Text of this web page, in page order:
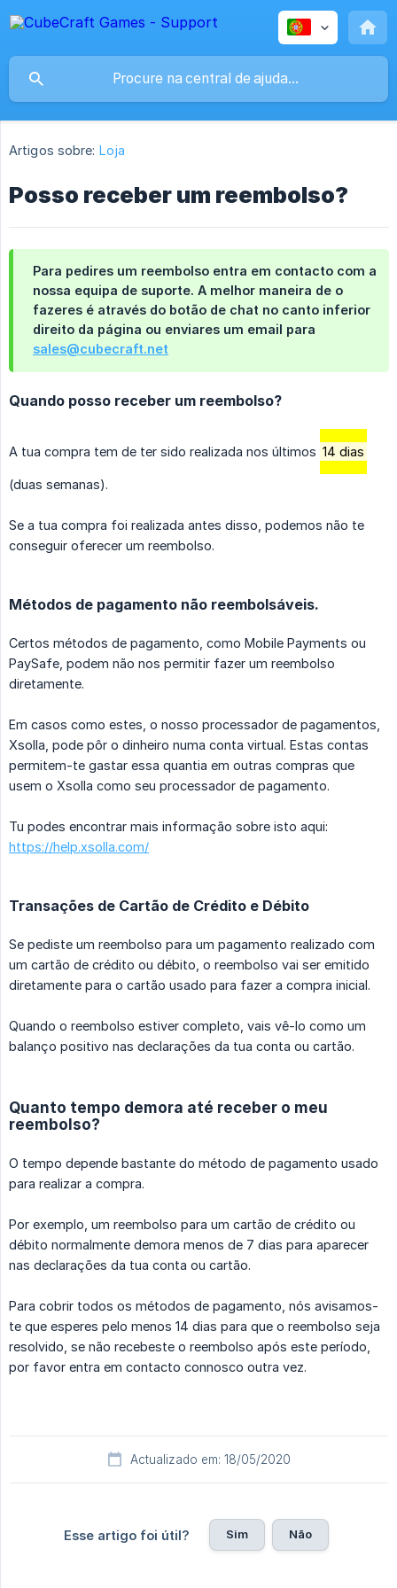
Artigos sobre: Loja
Posso receber um reembolso?
Para pedires um reembolso entra em contacto com a
nossa equipa de suporte. A melhor maneira de o
fazeres é através do botão de chat no canto inferior
direito da página ou enviares um email para
sales@cubecraft.net
Quando posso receber um reembolso?
A tua compra tem de ter sido realizada nos últimos 14 dias
(duas semanas).
Se a tua compra foi realizada antes disso, podemos não te
conseguir oferecer um reembolso.
Métodos de pagamento não reembolsáveis.
Certos métodos de pagamento, como Mobile Payments ou
PaySafe, podem não nos permitir fazer um reembolso
diretamente.
Em casos como estes, o nosso processador de pagamentos,
Xsolla, pode pôr o dinheiro numa conta virtual. Estas contas
permitem-te gastar essa quantia em outras compras que
usem o Xsolla como seu processador de pagamento.
Tu podes encontrar mais informação sobre isto aqui:
https://help.xsolla.com/
Transações de Cartão de Crédito e Débito
Se pediste um reembolso para um pagamento realizado com
um cartão de crédito ou débito, o reembolso vai ser emitido
diretamente para o cartão usado para fazer a compra inicial.
Quando o reembolso estiver completo, vais vê-lo como um
balanço positivo nas declarações da tua conta ou cartão.
Quanto tempo demora até receber o meu
reembolso?
O tempo depende bastante do método de pagamento usado
para realizar a compra.
Por exemplo, um reembolso para um cartão de crédito ou
débito normalmente demora menos de 7 dias para aparecer
nas declarações da tua conta ou cartão.
Para cobrir todos os métodos de pagamento, nós avisamos-
te que esperes pelo menos 14 dias para que o reembolso seja
resolvido, se não recebeste o reembolso após este período,
por favor entra em contacto connosco outra vez.
Actualizado em: 18/05/2020
Esse artigo foi útil? Sim Não